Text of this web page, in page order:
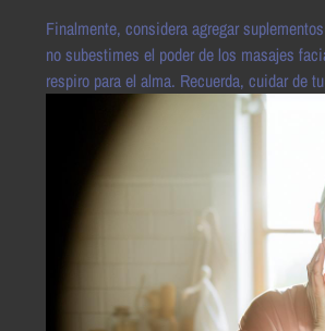
Finalmente, considera agregar
no subestimes el poder de los masajes
respiro para el alma. Recuerda, cuidar de